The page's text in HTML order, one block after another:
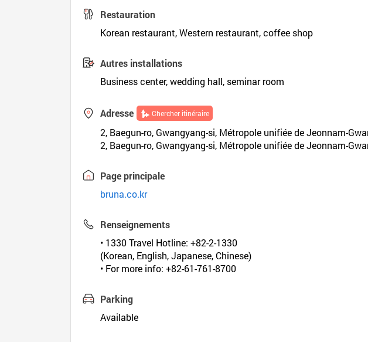
Restauration
Korean restaurant, Western restaurant, coffee shop
Autres installations
Business center, wedding hall, seminar room
Adresse Chercher itinéraire
2, Baegun-ro, Gwangyang-si, Métropole unifiée de Jeonnam-
2, Baegun-ro, Gwangyang-si, Métropole unifiée de Jeonnam-
Page principale
bruna.co.kr
Renseignements
• 1330 Travel Hotline: +82-2-1330
(Korean, English, Japanese, Chinese)
• For more info: +82-61-761-8700
Parking
Available